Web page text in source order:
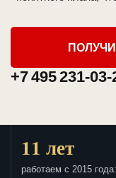
+7 495 231-03-
11 лет
работаем с 2015 года: